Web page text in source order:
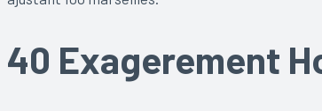
40 Exagerement